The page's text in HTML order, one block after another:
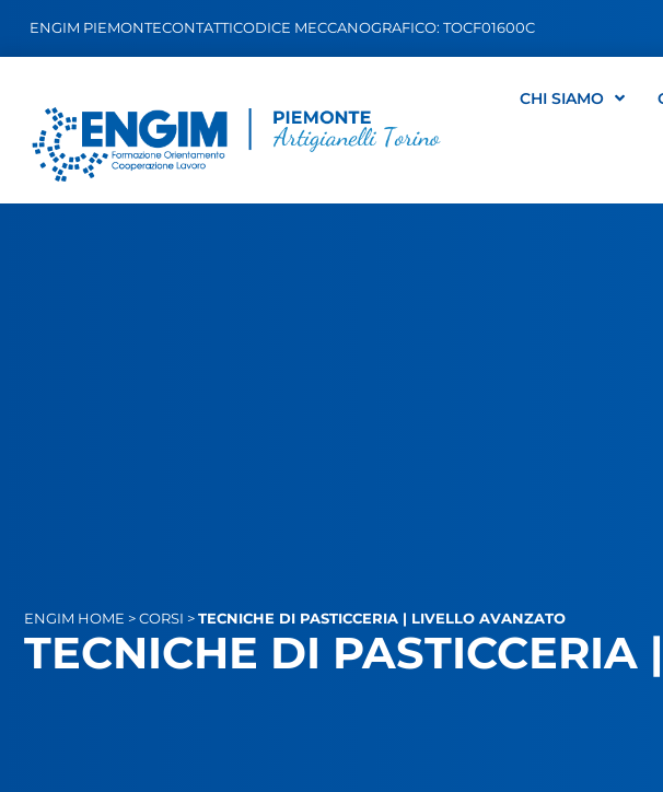
ENGIM PIEMONTECONTATTICODICE MECCANOGRAFICO: TOCF01600C
CHI SIAMO
ENGIM HOME > CORSI > TECNICHE DI PASTICCERIA | LIVELLO AVANZATO
TECNICHE DI